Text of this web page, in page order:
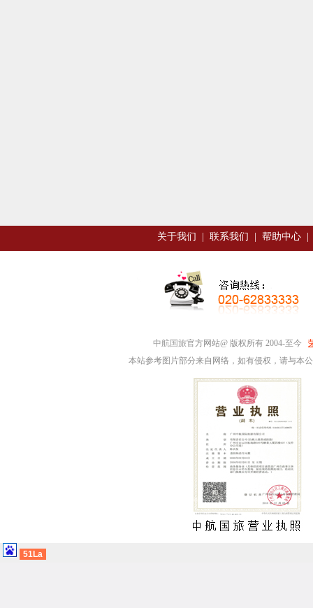
关于我们 联系我们 帮助中心
中航国旅官方网站@ 版权所有 2004-至今
本站参考图片部分来自网络，如有侵权，请与本
51La